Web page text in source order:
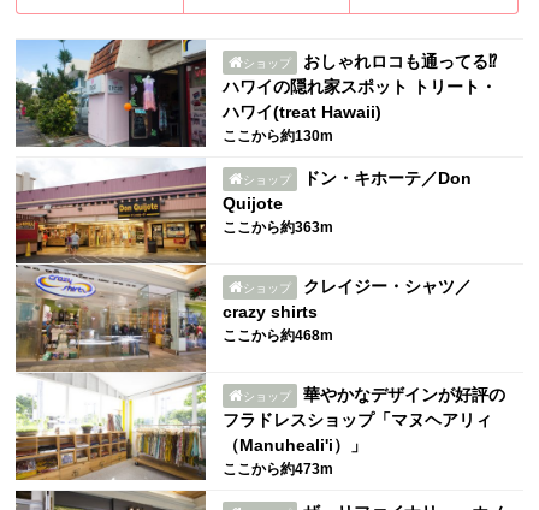
ショップ
おしゃれロコも通ってる⁉︎
ハワイの隠れ家スポット トリート・
ハワイ(treat Hawaii)
ここから約130m
ショップ
ドン・キホーテ／Don
Quijote
ここから約363m
ショップ
クレイジー・シャツ／
crazy shirts
ここから約468m
ショップ
華やかなデザインが好評の
フラドレスショップ「マヌヘアリィ
（Manuheali'i）」
ここから約473m